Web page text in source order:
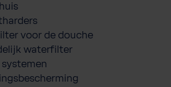
voor de douche
waterfilter